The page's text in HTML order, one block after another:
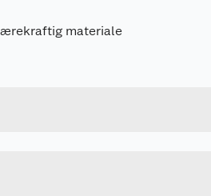
materiale